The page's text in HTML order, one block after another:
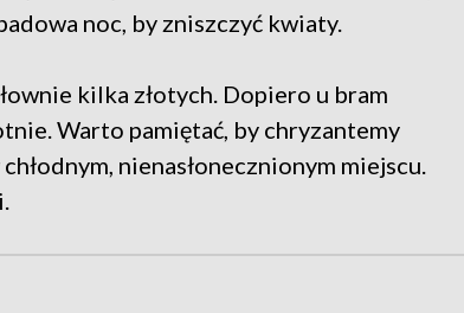
noc, by zniszczyć kwiaty.
kilka złotych. Dopiero u bram
Warto pamiętać, by chryzantemy
nienasłonecznionym miejscu.